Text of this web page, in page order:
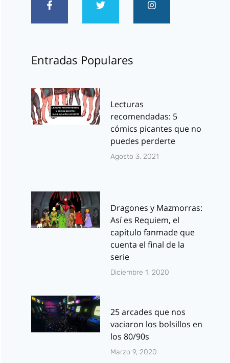
Entradas Populares
Lecturas
recomendadas: 5
cómics picantes que no
puedes perderte
Agosto 3, 2021
Dragones y Mazmorras:
Así es Requiem, el
capítulo fanmade que
cuenta el final de la
serie
Diciembre 1, 2020
25 arcades que nos
vaciaron los bolsillos en
los 80/90s
Marzo 9, 2020